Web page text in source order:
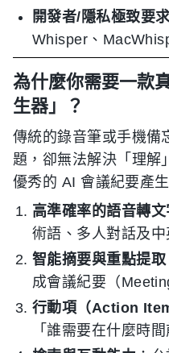
開發者/隱私極致要
Whisper、
為什麼你需要一款
生器」？
傳統的錄音筆或手機備
題，卻無法解決「理解
優秀的 AI 會議紀要產
高準確率的語音轉文
術語、多人對話及
智能摘要與重點提取
成會議紀要（
行動項（Action
「誰需要在什麼時